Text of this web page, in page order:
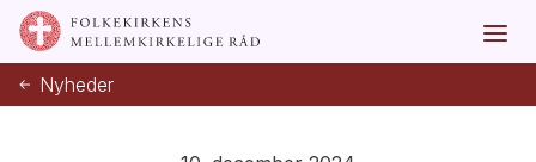
Nyheder